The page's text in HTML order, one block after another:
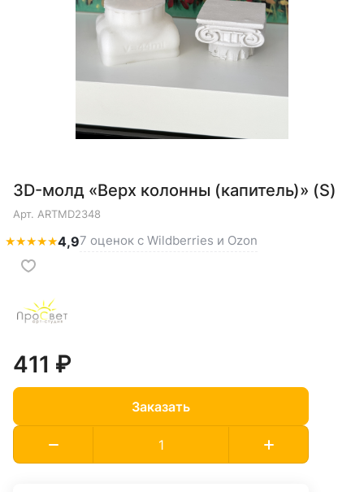
3D-молд «Верх колонны (капитель)» (S)
Арт. ARTMD2348
★★★★★4,97 оценок с Wildberries и Ozon
411 ₽
Заказать